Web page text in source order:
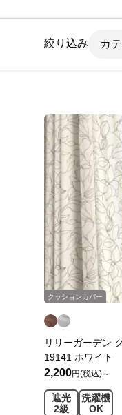
絞り込み カ
クッションカバー
リリーガーデン
19141 ホワイト
2,200円(税込)～
遮光
2級
洗濯機
OK